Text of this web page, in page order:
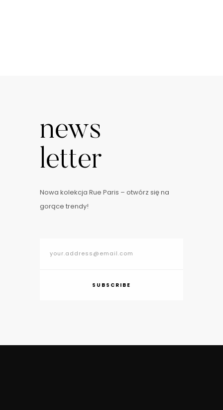
news
letter
Nowa kolekcja Rue Paris – otwórz się na
gorące trendy!
SUBSCRIBE